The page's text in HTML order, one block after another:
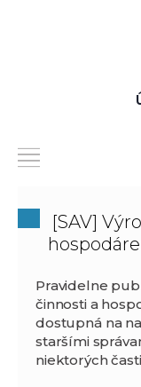
[SAV]
Pravidelne
činnosti a
dostupná na
staršími
niektorých